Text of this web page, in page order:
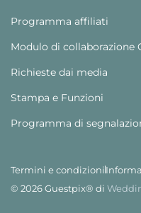
Programma affiliati
Modulo di collaborazione
Richieste dai media
Stampa e Funzioni
Programma di
© 2026 Guestpix® di
Termini e condizioni